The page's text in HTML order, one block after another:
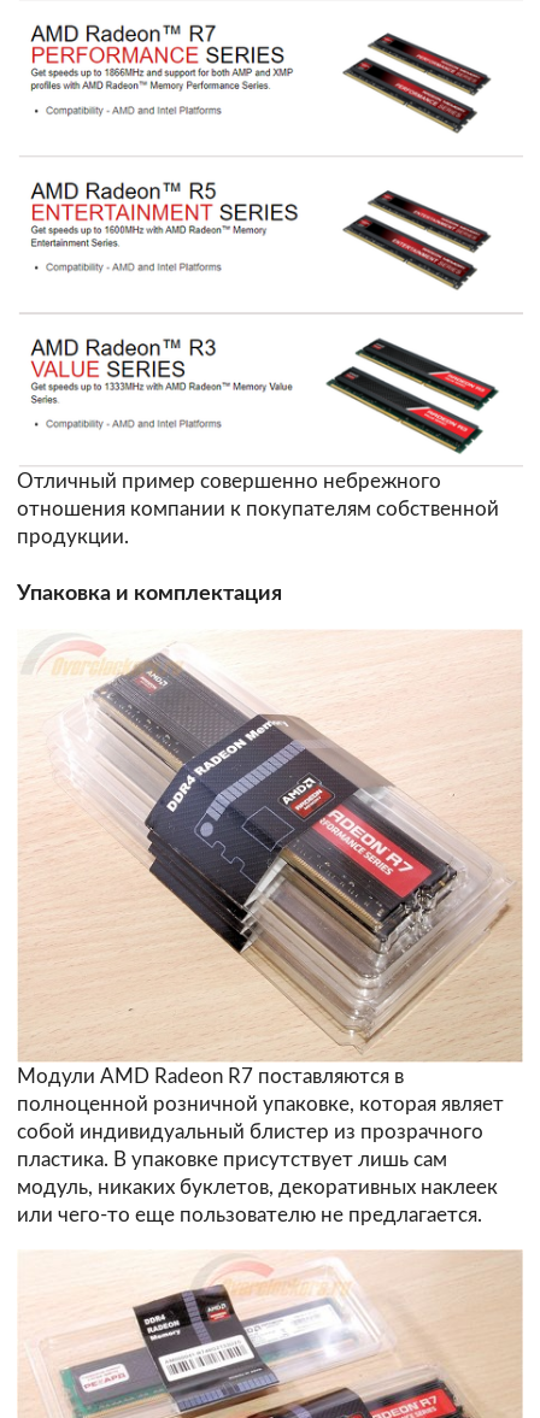
Отличный пример совершенно небрежного
отношения компании к покупателям собственной
продукции.
Упаковка и комплектация
Модули AMD Radeon R7 поставляются в
полноценной розничной упаковке, которая являет
собой индивидуальный блистер из прозрачного
пластика. В упаковке присутствует лишь сам
модуль, никаких буклетов, декоративных наклеек
или чего-то еще пользователю не предлагается.